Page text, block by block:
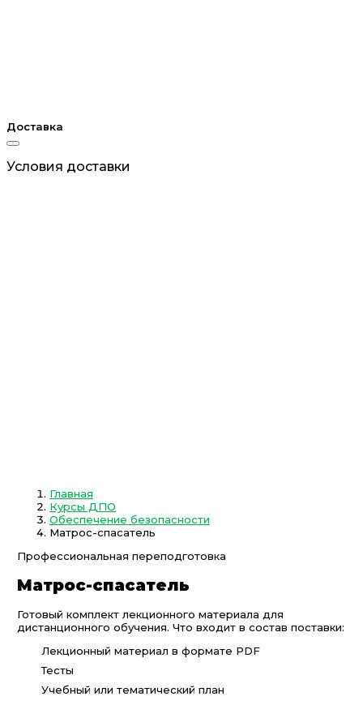
Доставка
Условия доставки
Главная
Курсы ДПО
Обеспечение безопасности
Матрос-спасатель
Профессиональная переподготовка
Матрос-спасатель
Готовый комплект лекционного материала для
дистанционного обучения. Что входит в состав поставки:
Лекционный материал в формате PDF
Тесты
Учебный или тематический план